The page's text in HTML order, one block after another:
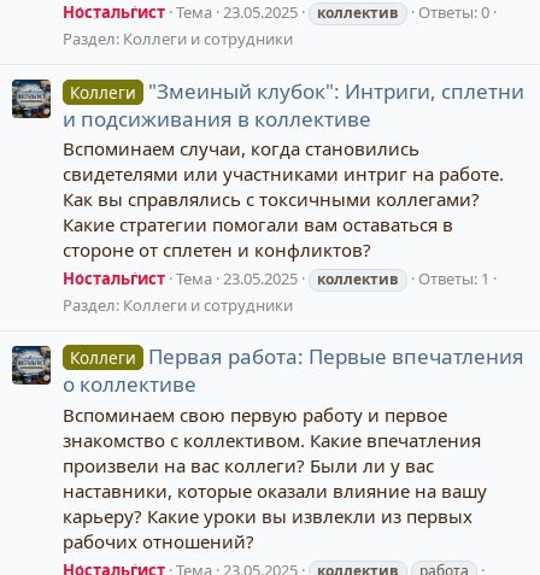
Ностальгист Тема 23.05.2025 коллектив
Ответы: 0
Раздел: Коллеги и сотрудники
Коллеги
"Змеиный клубок": Интриги, сплетни
и подсиживания в коллективе
Вспоминаем случаи, когда становились
свидетелями или участниками интриг на работе.
Как вы справлялись с токсичными коллегами?
Какие стратегии помогали вам оставаться в
стороне от сплетен и конфликтов?
Ностальгист Тема 23.05.2025 коллектив
Ответы: 1
Раздел: Коллеги и сотрудники
Коллеги
Первая работа: Первые впечатления
о коллективе
Вспоминаем свою первую работу и первое
знакомство с коллективом. Какие впечатления
произвели на вас коллеги? Были ли у вас
наставники, которые оказали влияние на вашу
карьеру? Какие уроки вы извлекли из первых
рабочих отношений?
Ностальгист Тема 23.05.2025 коллектив работа